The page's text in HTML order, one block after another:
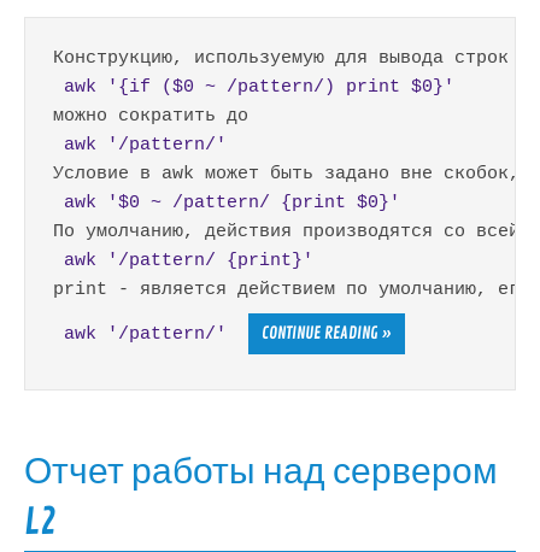
awk '{if ($0 ~ /pattern/) print $0}'
awk '/pattern/'
awk '$0 ~ /pattern/ {print $0}'
awk '/pattern/ {print}'
awk '/pattern/' CONTINUE READING »
Отчет работы над сервером
L2